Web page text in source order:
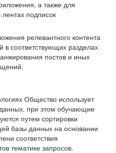
а также для
подписок
релевантного контента
в соответствующих разделах
постов и иных
Общество использует
при этом обучающие
путем сортировки
базы данных на основании
соответствия
тематике запросов.